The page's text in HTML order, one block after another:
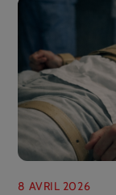
8 AVRIL 2026